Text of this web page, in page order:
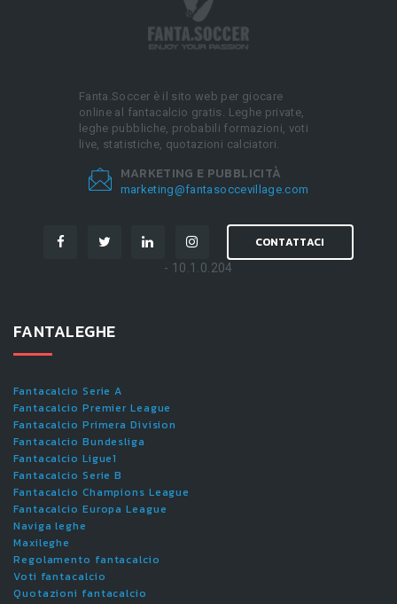
Fanta.Soccer è il sito web per giocare
online al fantacalcio gratis. Leghe private,
leghe pubbliche, probabili formazioni, voti
live, statistiche, quotazioni calciatori.
MARKETING E PUBBLICITÀ
marketing@fantasoccevillage.com
CONTATTACI
- 10.1.0.204
FANTALEGHE
Fantacalcio Serie A
Fantacalcio Premier League
Fantacalcio Primera Division
Fantacalcio Bundesliga
Fantacalcio Ligue1
Fantacalcio Serie B
Fantacalcio Champions League
Fantacalcio Europa League
Naviga leghe
Maxileghe
Regolamento fantacalcio
Voti fantacalcio
Quotazioni fantacalcio